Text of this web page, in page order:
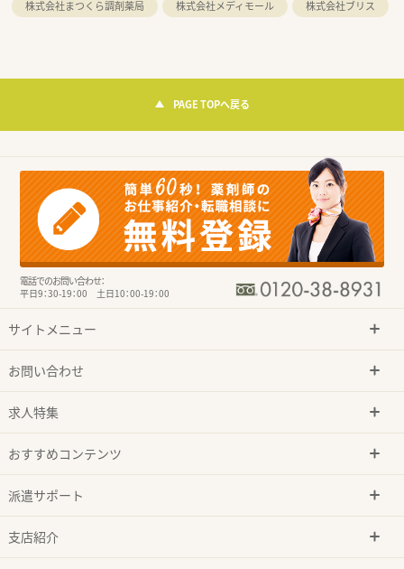
株式会社まつくら調剤薬局
株式会社メディモール 株式会社ブリス
PAGE TOPへ戻る
電話でのお問い合わせ：
平日9：30-19：00 土日10：00-19：00
サイトメニュー
お問い合わせ
求人特集
おすすめコンテンツ
派遣サポート
支店紹介